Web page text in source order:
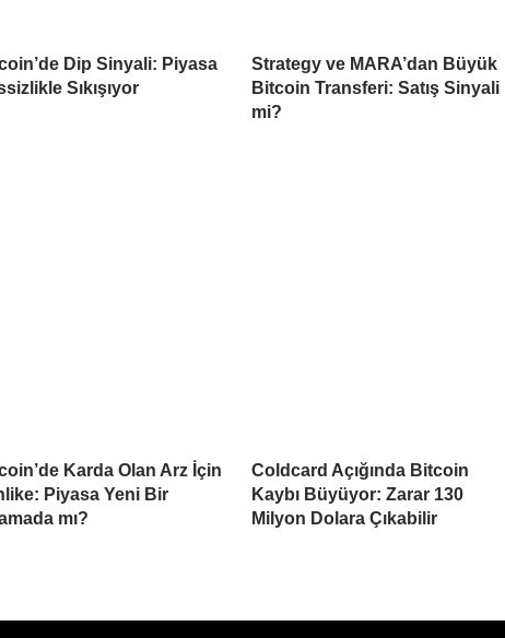
Dip Sinyali: Piyasa
Sıkışıyor
Strategy ve MARA’dan Büyük
Bitcoin Transferi: Satış Sinyali
mi?
Karda Olan Arz İçin
Piyasa Yeni Bir
mı?
Coldcard Açığında Bitcoin
Kaybı Büyüyor: Zarar 130
Milyon Dolara Çıkabilir